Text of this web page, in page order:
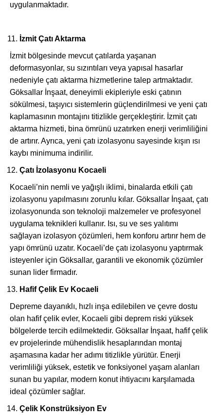
uygulanmaktadır.
İzmit Çatı Aktarma
İzmit bölgesinde mevcut çatılarda yaşanan
deformasyonlar, su sızıntıları veya yapısal hasarlar
nedeniyle çatı aktarma hizmetlerine talep artmaktadır.
Göksallar İnşaat, deneyimli ekipleriyle eski çatının
sökülmesi, taşıyıcı sistemlerin güçlendirilmesi ve yeni çatı
kaplamasının montajını titizlikle gerçekleştirir. İzmit çatı
aktarma hizmeti, bina ömrünü uzatırken enerji verimliliğini
de artırır. Ayrıca, yeni çatı izolasyonu sayesinde kışın ısı
kaybı minimuma indirilir.
Çatı İzolasyonu Kocaeli
Kocaeli’nin nemli ve yağışlı iklimi, binalarda etkili çatı
izolasyonu yapılmasını zorunlu kılar. Göksallar İnşaat, çatı
izolasyonunda son teknoloji malzemeler ve profesyonel
uygulama teknikleri kullanır. Isı, su ve ses yalıtımı
sağlayan izolasyon çözümleri, hem konforu artırır hem de
yapı ömrünü uzatır. Kocaeli’de çatı izolasyonu yaptırmak
isteyenler için Göksallar, garantili ve ekonomik çözümler
sunan lider firmadır.
Hafif Çelik Ev Kocaeli
Depreme dayanıklı, hızlı inşa edilebilen ve çevre dostu
olan hafif çelik evler, Kocaeli gibi deprem riski yüksek
bölgelerde tercih edilmektedir. Göksallar İnşaat, hafif çelik
ev projelerinde mühendislik hesaplarından montaj
aşamasına kadar her adımı titizlikle yürütür. Enerji
verimliliği yüksek, estetik ve fonksiyonel yaşam alanları
sunan bu yapılar, modern konut ihtiyacını karşılamada
ideal çözümler sağlar.
Çelik Konstrüksiyon Ev